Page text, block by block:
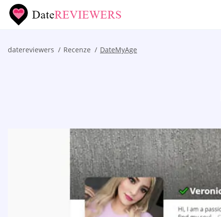
datereviewers Recenze DateMyAge